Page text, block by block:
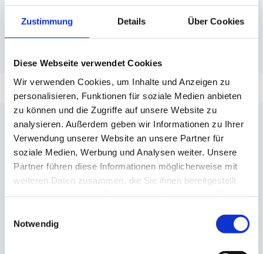
Zustimmung Details Über Cookies
Diese Webseite verwendet Cookies
Wir verwenden Cookies, um Inhalte und Anzeigen zu
personalisieren, Funktionen für soziale Medien anbieten
zu können und die Zugriffe auf unsere Website zu
analysieren. Außerdem geben wir Informationen zu Ihrer
Verwendung unserer Website an unsere Partner für
soziale Medien, Werbung und Analysen weiter. Unsere
Partner führen diese Informationen möglicherweise mit
weiteren Daten zusammen, die Sie ihnen bereitgestellt
Notwendig
Mit dem Einsatz eines Stecklifts für den Umzug sorgt
DACHSER & KOLB dafür, dass Ihr Umzug effizient,
Wir sind für Sie da
Wir konnten Ihre Fragen nicht beantworten?
Dann zögern Sie nicht, uns zu kontaktieren.
Donna Draganov